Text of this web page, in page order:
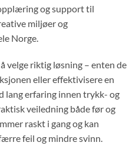
og support til
miljøer og
Norge.
velge riktig løsning – enten de
eller effektivisere en
lang erfaring innen trykk- og
veiledning både før og
raskt i gang og kan
feil og mindre svinn.